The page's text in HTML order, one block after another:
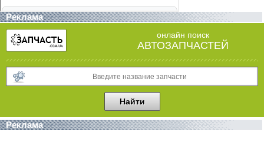
Реклама
онлайн поиск
АВТОЗАПЧАСТЕЙ
Реклама